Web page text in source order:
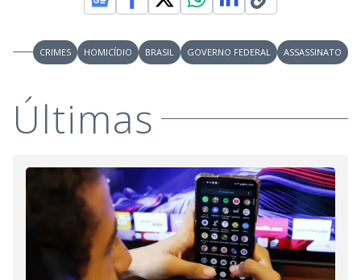
CRIMES HOMICÍDIO BRASIL GOVERNO FEDERAL ASSASSINATO
Últimas